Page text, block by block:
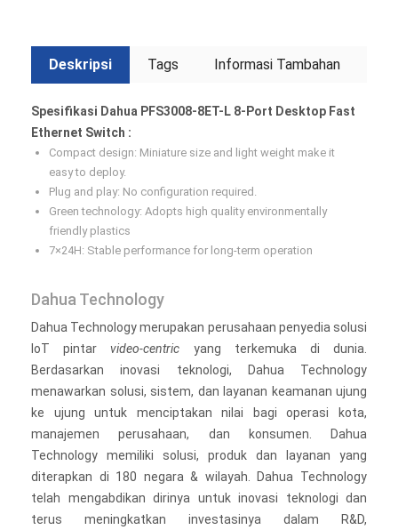
Deskripsi Tags Informasi Tambahan
Spesifikasi Dahua PFS3008-8ET-L 8-Port Desktop Fast
Ethernet Switch :
Compact design: Miniature size and light weight make it
easy to deploy.
Plug and play: No configuration required.
Green technology: Adopts high quality environmentally
friendly plastics
7×24H: Stable performance for long-term operation
Dahua Technology
Dahua Technology merupakan perusahaan penyedia solusi
IoT pintarvideo-centric yang terkemuka di dunia.
Berdasarkan inovasi teknologi, Dahua Technology
menawarkan solusi, sistem, dan layanan keamanan ujung
ke ujung untuk menciptakan nilai bagi operasi kota,
manajemen perusahaan, dan konsumen. Dahua
Technology memiliki solusi, produk dan layanan yang
diterapkan di 180 negara & wilayah. Dahua Technology
telah mengabdikan dirinya untuk inovasi teknologi dan
terus meningkatkan investasinya dalam R&D,